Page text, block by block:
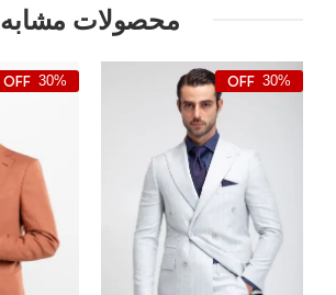
محصولات مشابه
30%
30%